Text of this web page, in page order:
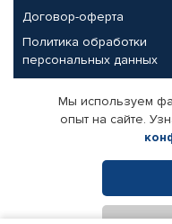
Договор-оферта
Политика обработки
персональных данных
Партнерам
Корпоративным
Поставщикам
Мы используем
опыт на сайте.